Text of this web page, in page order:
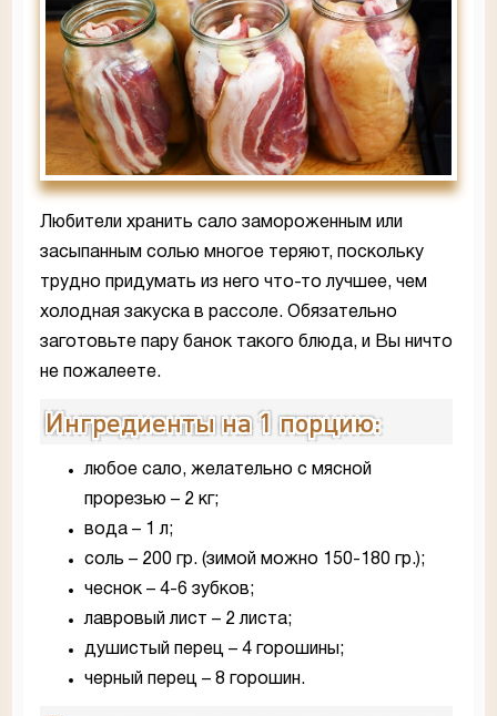
Любители хранить сало замороженным или
засыпанным солью многое теряют, поскольку
трудно придумать из него что-то лучшее, чем
холодная закуска в рассоле. Обязательно
заготовьте пару банок такого блюда, и Вы ничто
не пожалеете.
Ингредиенты на 1 порцию:
любое сало, желательно с мясной
прорезью – 2 кг;
вода – 1 л;
соль – 200 гр. (зимой можно 150-180 гр.);
чеснок – 4-6 зубков;
лавровый лист – 2 листа;
душистый перец – 4 горошины;
черный перец – 8 горошин.